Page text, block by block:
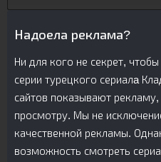
Надоела реклама?
Ни для кого не секрет,
серии турецкого сериалa
сайтов показывают
просмотру. Мы не
качественной рекламы.
возможность смотреть